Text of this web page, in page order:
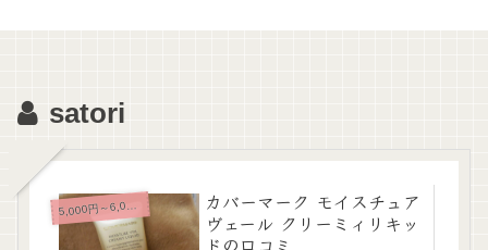
satori
5,000円～6,000円未満
カバーマーク モイスチュア
ヴェール クリーミィリキッ
ドの口コミ